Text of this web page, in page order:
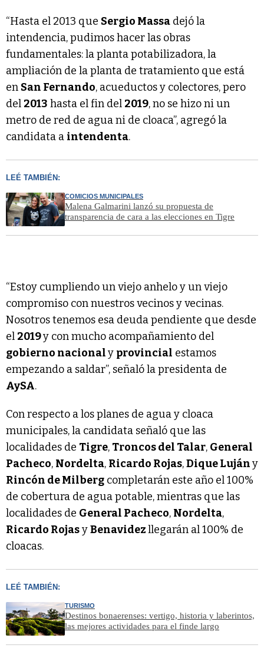
“Hasta el 2013 que Sergio Massa dejó la
intendencia, pudimos hacer las obras
fundamentales: la planta potabilizadora, la
ampliación de la planta de tratamiento que está
en San Fernando, acueductos y colectores, pero
del 2013 hasta el fin del 2019, no se hizo ni un
metro de red de agua ni de cloaca”, agregó la
candidata a intendenta.
LEÉ TAMBIÉN:
COMICIOS MUNICIPALES
Malena Galmarini lanzó su propuesta de
transparencia de cara a las elecciones en Tigre
“Estoy cumpliendo un viejo anhelo y un viejo
compromiso con nuestros vecinos y vecinas.
Nosotros tenemos esa deuda pendiente que desde
el 2019y con mucho acompañamiento del
gobierno nacionaly provincial estamos
empezando a saldar”, señaló la presidenta de
AySA.
Con respecto a los planes de agua y cloaca
municipales, la candidata señaló que las
localidades de Tigre, Troncos del Talar, General
Pacheco, Nordelta, Ricardo Rojas,Dique Lujány
Rincón de Milberg completarán este año el 100%
de cobertura de agua potable, mientras que las
localidades de General Pacheco, Nordelta,
Ricardo RojasyBenavidezllegarán al 100% de
cloacas.
LEÉ TAMBIÉN:
TURISMO
Destinos bonaerenses: vertigo, historia y laberintos,
las mejores actividades para el finde largo